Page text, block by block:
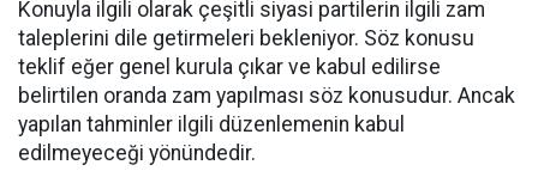
Konuyla ilgili olarak çeşitli siyasi partilerin ilgili zam
taleplerini dile getirmeleri bekleniyor. Söz konusu
teklif eğer genel kurula çıkar ve kabul edilirse
belirtilen oranda zam yapılması söz konusudur. Ancak
yapılan tahminler ilgili düzenlemenin kabul
edilmeyeceği yönündedir.